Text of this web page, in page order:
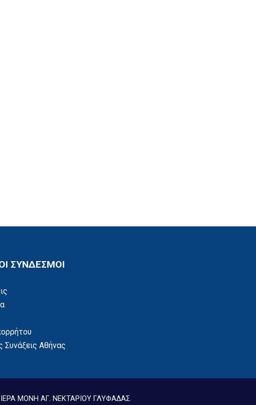
ΣΥΝΔΕΣΜΟΙ
Συνάξεις Αθήνας
ΜΟΝΗ ΑΓ. ΝΕΚΤΑΡΙΟΥ ΓΛΥΦΑΔΑΣ